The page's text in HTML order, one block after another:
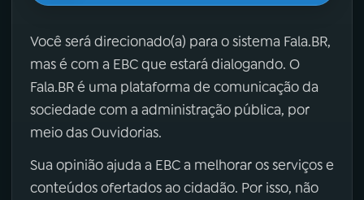
Você será direcionado(a) para o sistema Fala.BR,
mas é com a EBC que estará dialogando. O
Fala.BR é uma plataforma de comunicação da
sociedade com a administração pública, por
meio das Ouvidorias.
Sua opinião ajuda a EBC a melhorar os serviços e
conteúdos ofertados ao cidadão. Por isso, não